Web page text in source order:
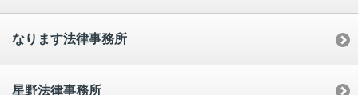
なります法律事務所
星野法律事務所